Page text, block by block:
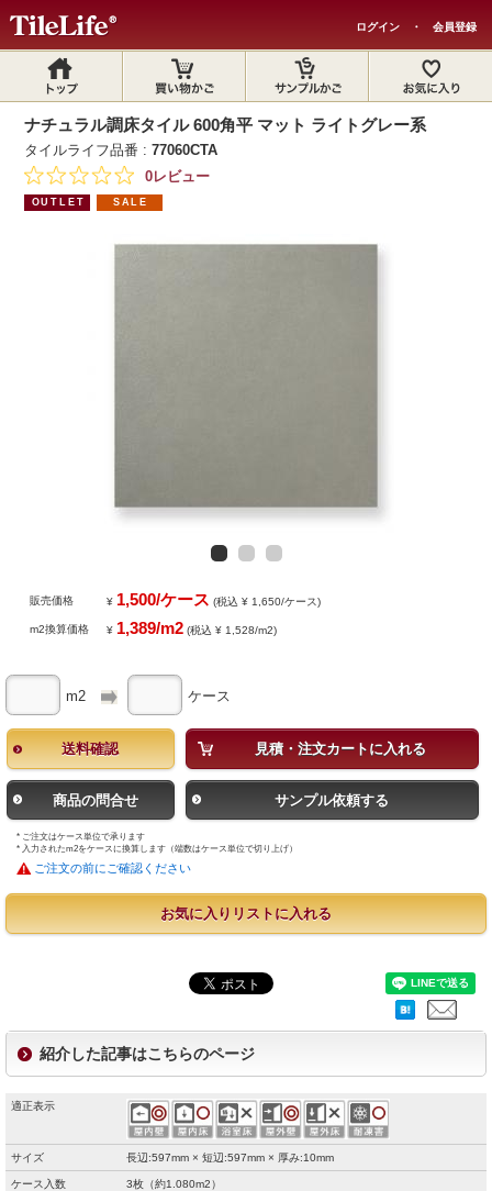
ログイン ・ 会員登録
ナチュラル調床タイル 600角平 マット ライトグレー系
タイルライフ品番 :77060CTA
0レビュー
OUTLET SALE
販売価格 ¥ 1,500/ケース (税込 ¥ 1,650/ケース)
m2換算価格 ¥ 1,389/m2 (税込 ¥ 1,528/m2)
m2 ケース
送料確認 見積・注文カートに入れる
商品の問合せ サンプル依頼する
* ご注文はケース単位で承ります
* 入力されたm2をケースに換算します（端数はケース単位で切り上げ）
ご注文の前にご確認ください
お気に入りリストに入れる
紹介した記事はこちらのページ
適正表示
サイズ 長辺:597mm × 短辺:597mm × 厚み:10mm
ケース入数 3枚（約1.080m2）